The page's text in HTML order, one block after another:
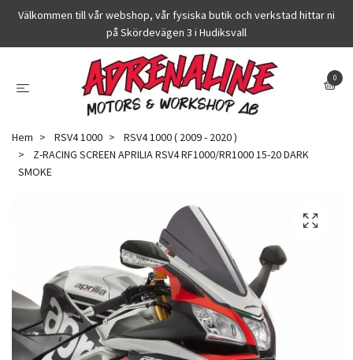
Välkommen till vår webshop, vår fysiska butik och verkstad hittar ni
på Skördevägen 3 i Hudiksvall
0
Hem RSV4 1000
RSV4 1000 ( 2009 - 2020 )
Z-RACING SCREEN APRILIA RSV4 RF1000/RR1000 15-20 DARK
SMOKE